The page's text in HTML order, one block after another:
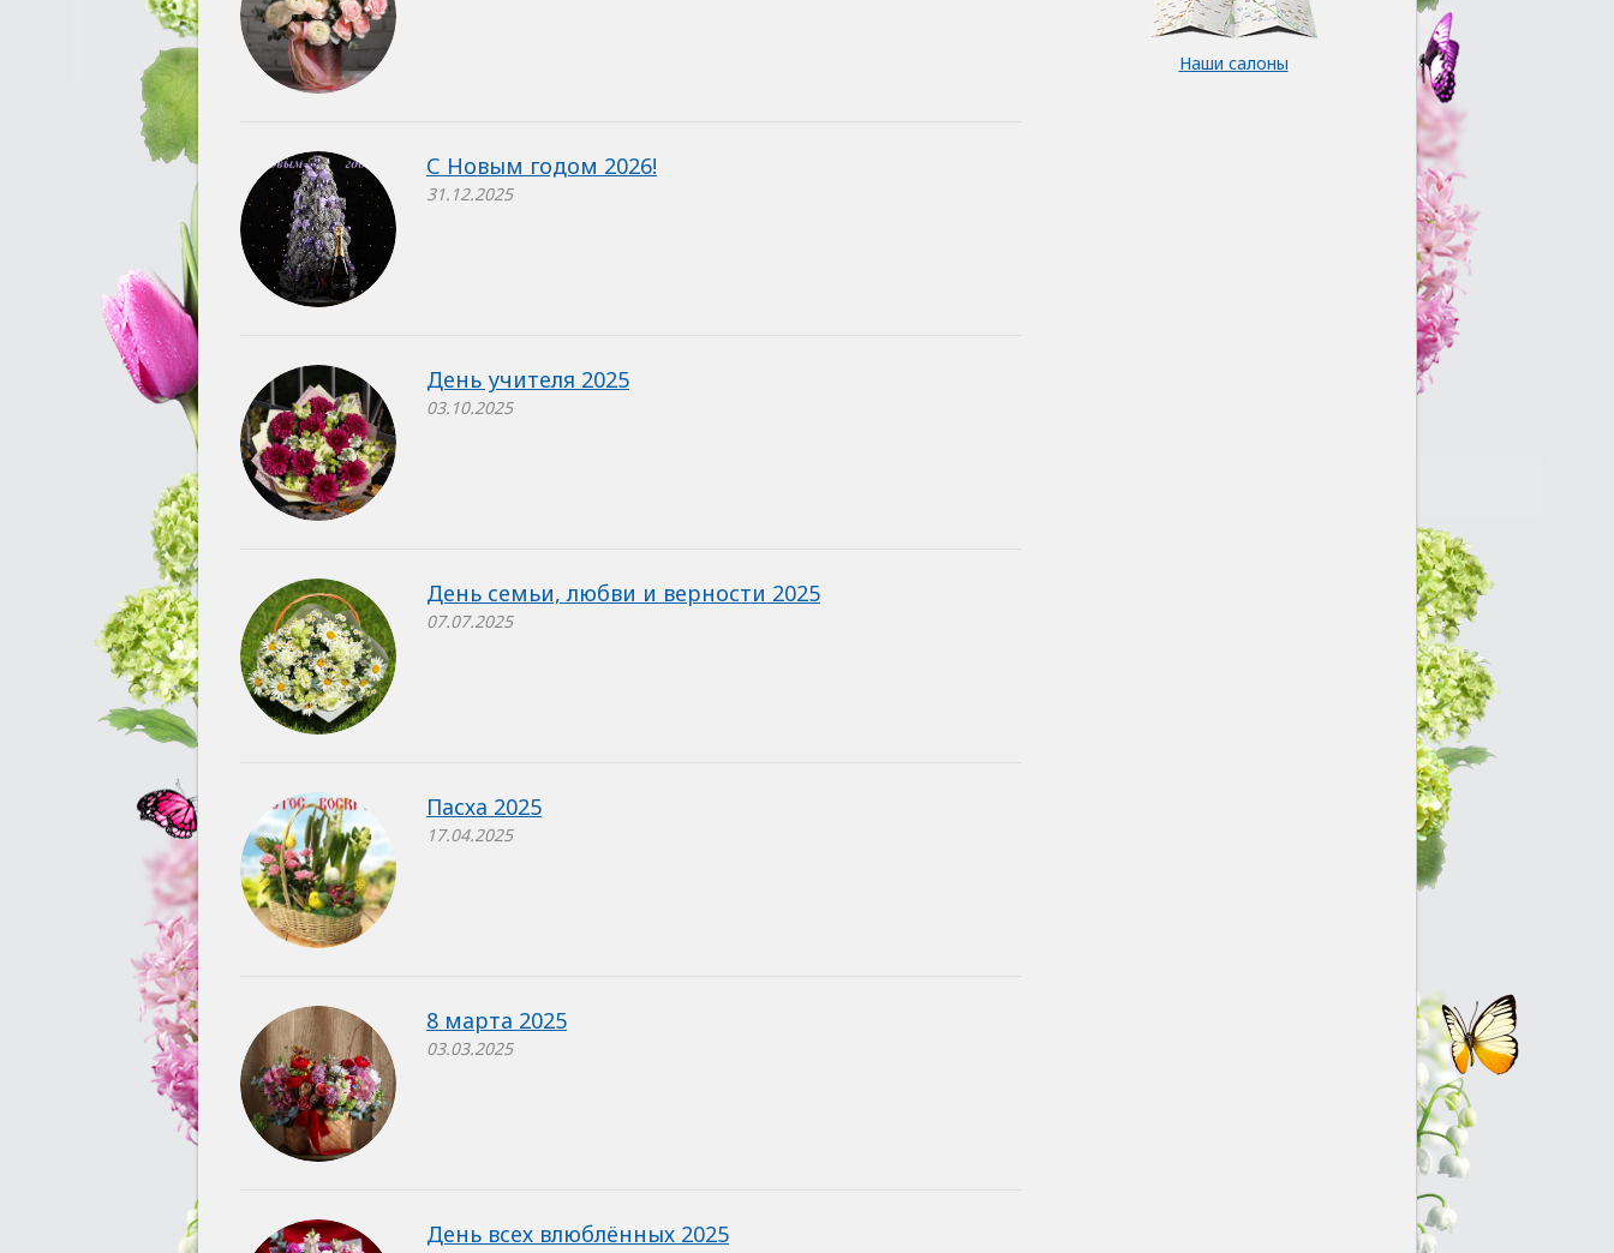
С Новым годом 2026!
31.12.2025
День учителя 2025
03.10.2025
День семьи, любви и верности 2025
07.07.2025
Пасха 2025
17.04.2025
8 марта 2025
03.03.2025
День всех влюблённых 2025
Наши салоны